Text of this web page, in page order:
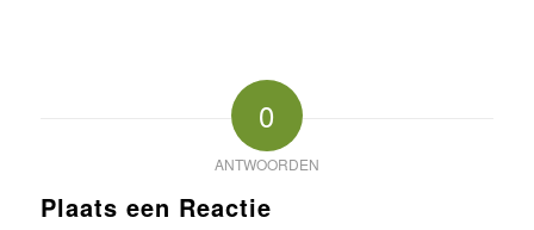
0
ANTWOORDEN
Plaats een Reactie